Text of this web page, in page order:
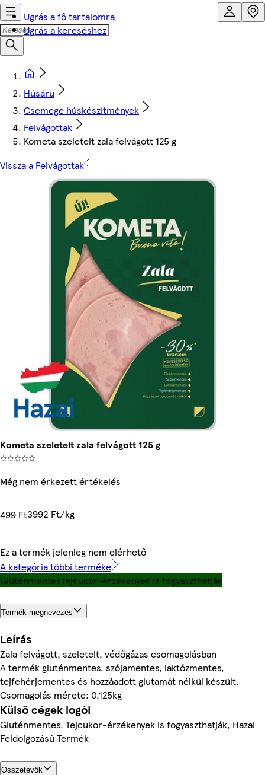
Ugrás a fő tartalomra
Ugrás a kereséshez
Húsáru
Csemege húskészítmények
Felvágottak
Kometa szeletelt zala felvágott 125 g
Vissza a Felvágottak
Kometa szeletelt zala felvágott 125 g
Még nem érkezett értékelés
499 Ft3992 Ft/kg
Ez a termék jelenleg nem elérhető
A kategória többi terméke
GluténmentesTejcukor-érzékenyek is fogyaszthatják
Termék megnevezés
Leírás
Zala felvágott, szeletelt, védőgázas csomagolásban
A termék gluténmentes, szójamentes, laktózmentes,
tejfehérjementes és hozzáadott glutamát nélkül készült.
Csomagolás mérete: 0.125kg
Külső cégek logói
Gluténmentes, Tejcukor-érzékenyek is fogyaszthatják, Hazai
Feldolgozású Termék
Összetevők